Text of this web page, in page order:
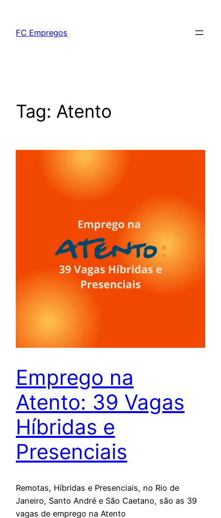
FC Empregos
Tag: Atento
Emprego na
Atento: 39 Vagas
Híbridas e
Presenciais
Remotas, Híbridas e Presenciais, no Rio de
Janeiro, Santo André e São Caetano, são as 39
vagas de emprego na Atento